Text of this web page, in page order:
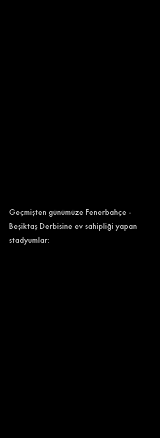
Geçmişten günümüze Fenerbahçe -
Beşiktaş Derbisine ev sahipliği yapan
stadyumlar: